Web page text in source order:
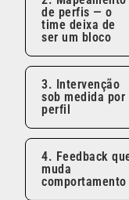
de perfis — o
time deixa de
ser um bloco
3. Intervenção
sob medida por
perfil
4. Feedback
muda
comportamento